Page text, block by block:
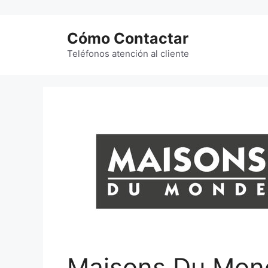
Cómo Contactar
Teléfonos atención al cliente